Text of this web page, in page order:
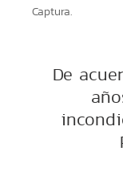
Captura.
De